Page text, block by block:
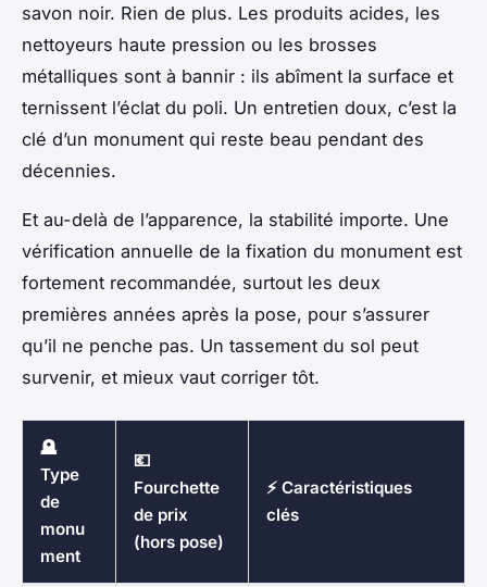
savon noir. Rien de plus. Les produits acides, les
nettoyeurs haute pression ou les brosses
métalliques sont à bannir : ils abîment la surface et
ternissent l’éclat du poli. Un entretien doux, c’est la
clé d’un monument qui reste beau pendant des
décennies.
Et au-delà de l’apparence, la stabilité importe. Une
vérification annuelle de la fixation du monument est
fortement recommandée, surtout les deux
premières années après la pose, pour s’assurer
qu’il ne penche pas. Un tassement du sol peut
survenir, et mieux vaut corriger tôt.
🪦
Type
de
monu
ment
💶
Fourchette
de prix
(hors pose)
⚡ Caractéristiques
clés